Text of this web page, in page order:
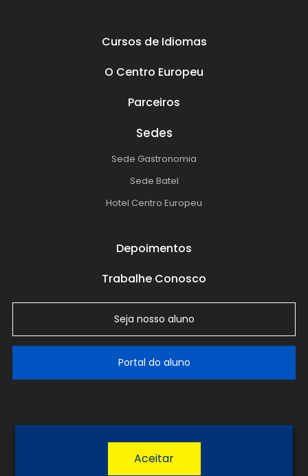
Cursos de Idiomas
O Centro Europeu
Parceiros
Sedes
Sede Gastronomia
Sede Batel
Hotel Centro Europeu
Depoimentos
Trabalhe Conosco
Seja nosso aluno
Portal do aluno
Política de Privacidade